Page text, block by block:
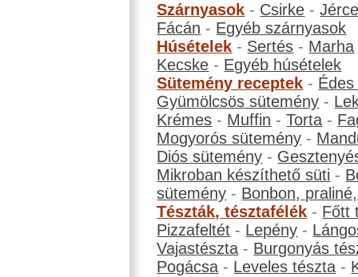
Szárnyasok - Csirke -
Fácán - Egyéb szárnyasok
Húsételek - Sertés - Marha
Kecske - Egyéb húsételek
Sütemény receptek -
Gyümölcsös sütemény -
Krémes - Muffin -Torta -
Mogyorós sütemény -
Diós sütemény -
Mikroban készíthető süti -
sütemény - Bonbon,
Tészták, tésztafélék - Főtt
Pizzafeltét - Lepény -
Vajastészta - Burgonyás
Pogácsa - Leveles tészta -